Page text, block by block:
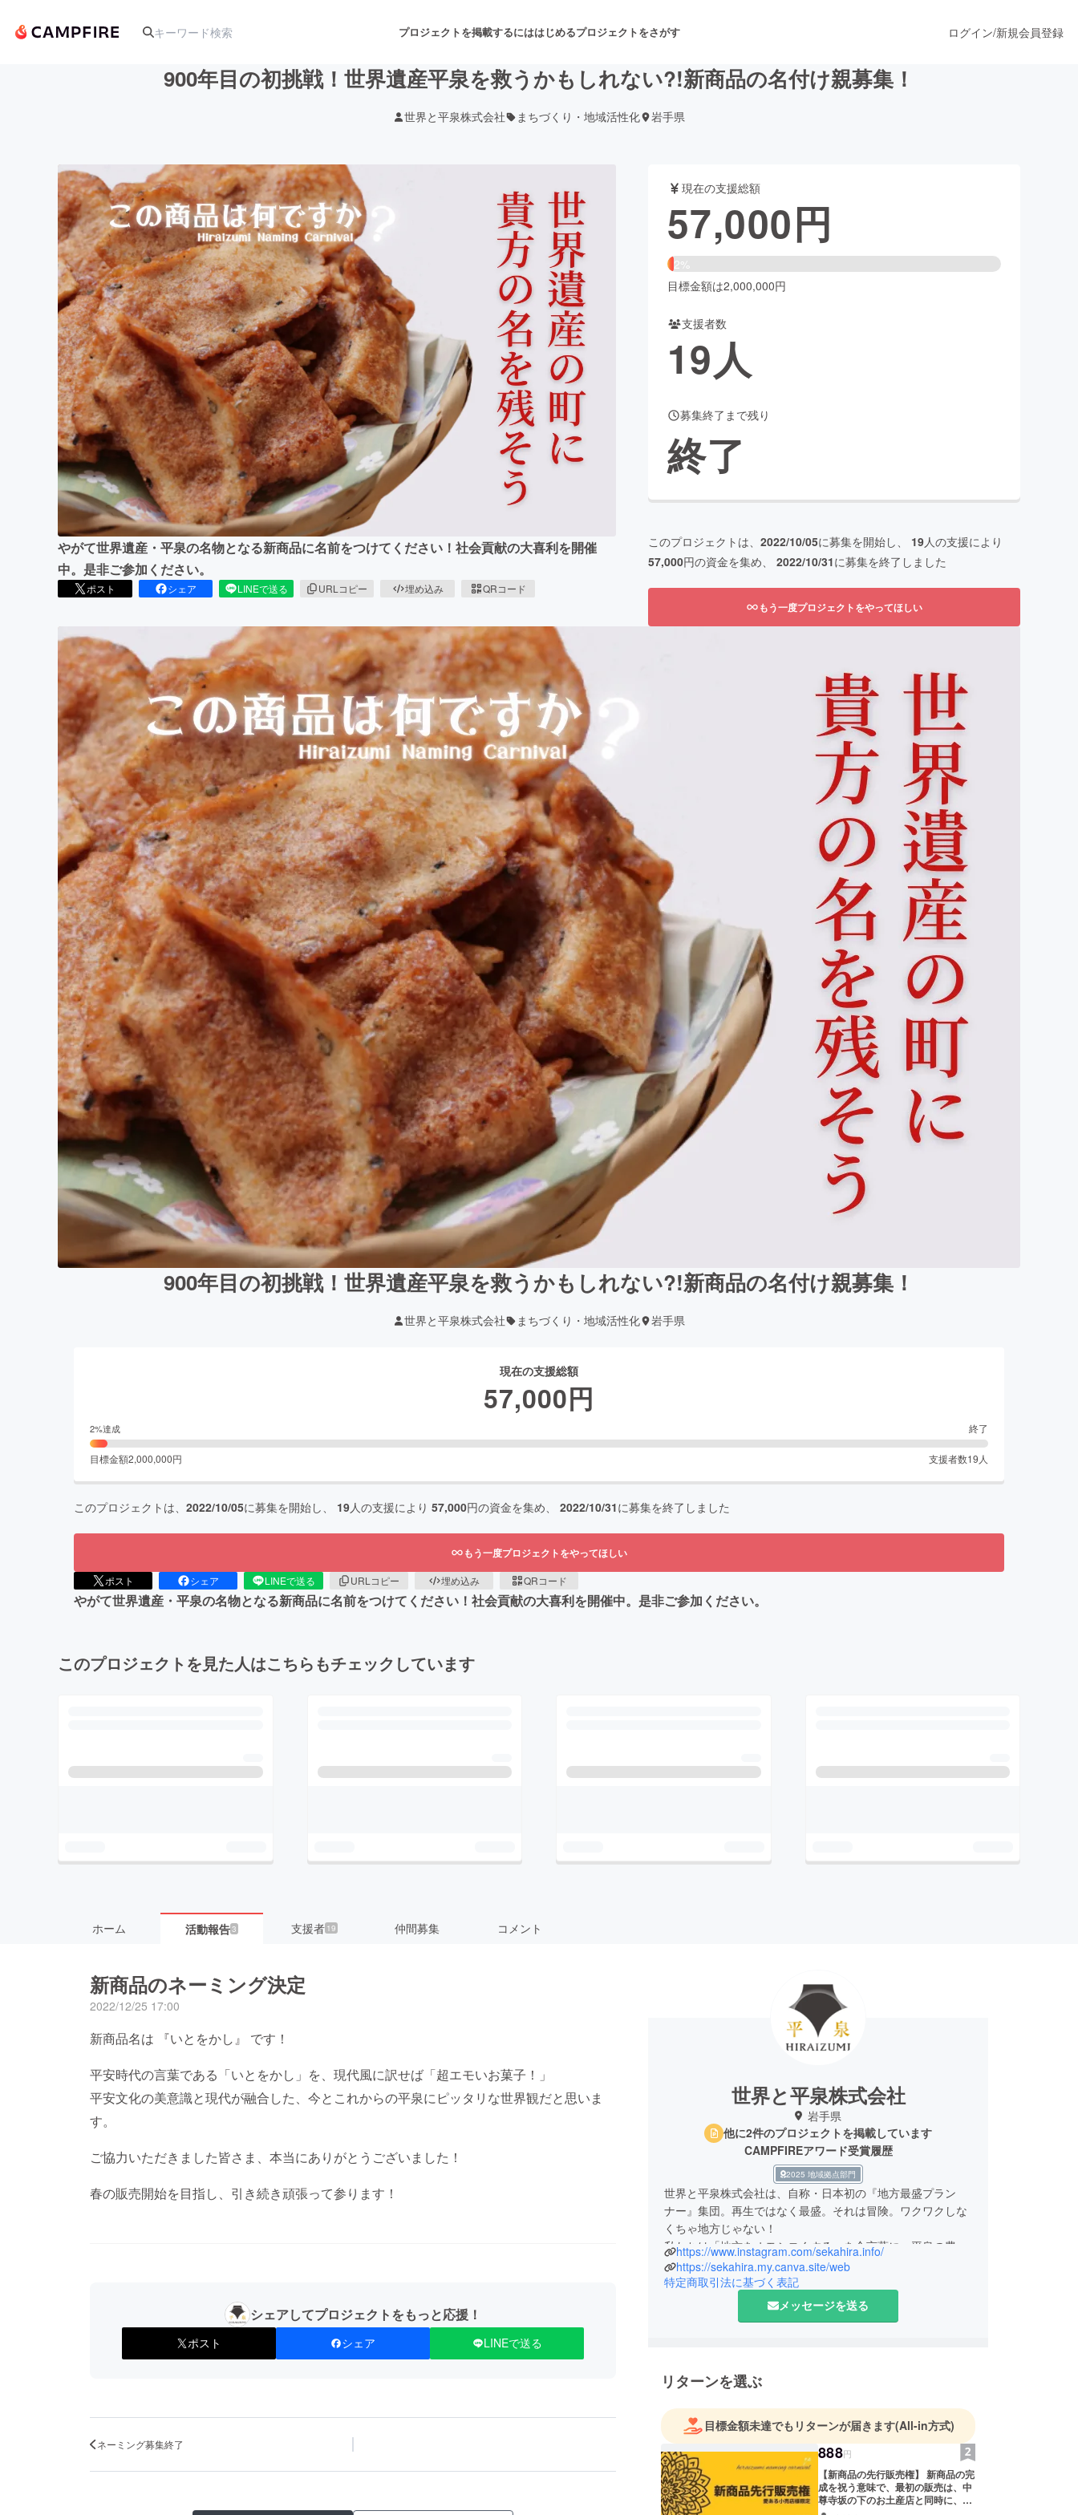
プロジェクトを掲載するにははじめるプロジェクトをさがす
アート・写真 舞台・パフォーマンス
テクノロジー・ガジェット ファッション
映像・映画 書籍・雑誌出版
ビジネス・起業 チャレンジ ビューティー・ヘルスケア
まちづくり・地域活性化
CAMPFIRE for Social GoodCAMPFIRE Creation
CAMPFIREふるさと納税
machi-ya
ログイン/新規会員登録
900年目の初挑戦！世界遺産平泉を救うかもしれない?!新商品の名付け親募集！
世界と平泉株式会社 まちづくり・地域活性化 岩手県
やがて世界遺産・平泉の名物となる新商品に名前をつけてください！社会貢献の大喜利を開催
中。是非ご参加ください。
ポスト シェア LINEで送る URLコピー 埋め込み QRコード
現在の支援総額
57,000円
2%
目標金額は2,000,000円
支援者数
19人
募集終了まで残り
終了
このプロジェクトは、 2022/10/05に募集を開始し、 19人の支援により
57,000円の資金を集め、 2022/10/31に募集を終了しました
もう一度プロジェクトをやってほしい
900年目の初挑戦！世界遺産平泉を救うかもしれない?!新商品の名付け親募集！
世界と平泉株式会社 まちづくり・地域活性化 岩手県
現在の支援総額
57,000円
2%達成 終了
目標金額2,000,000円 支援者数19 人
このプロジェクトは、 2022/10/05に募集を開始し、 19人の支援により 57,000円の資金を集め、 2022/10/31に募集を終了しました
もう一度プロジェクトをやってほしい
ポスト シェア LINEで送る URLコピー 埋め込み QRコード
やがて世界遺産・平泉の名物となる新商品に名前をつけてください！社会貢献の大喜利を開催中。是非ご参加ください。
このプロジェクトを見た人はこちらもチェックしています
ホーム 活動報告3 支援者 19 仲間募集 コメント
新商品のネーミング決定
2022/12/25 17:00
新商品名は 『いとをかし』 です！
平安時代の言葉である「いとをかし」を、現代風に訳せば「超エモいお菓子！」
平安文化の美意識と現代が融合した、今とこれからの平泉にピッタリな世界観だと思いま
す。
ご協力いただきました皆さま、本当にありがとうございました！
春の販売開始を目指し、引き続き頑張って参ります！
シェアしてプロジェクトをもっと応援！
ポスト シェア LINEで送る
ネーミング募集終了
世界と平泉株式会社
岩手県
他に2件のプロジェクトを掲載しています
CAMPFIREアワード受賞履歴
2025 地域拠点部門
世界と平泉株式会社は、自称・日本初の『地方最盛プラン
ナー』集団。再生ではなく最盛。それは冒険。ワクワクしな
くちゃ地方じゃない！
私たちは「地方をオモシロくする」を合言葉に、平泉の豊か
な歴史と文化を大切にしながら、『次の100年繁栄の礎とな
る事業を創出する』ことで、平泉と世界と未来をつなぐ架け
橋となることを目指しています。
https://www.instagram.com/sekahira.info/
https://sekahira.my.canva.site/web
特定商取引法に基づく表記
メッセージを送る
リターンを選ぶ
目標金額未達でもリターンが届きます(All-in方式)
888円
【新商品の先行販売権】 新商品の完
成を祝う意味で、最初の販売は、中
尊寺坂の下のお土産店と同時に、出